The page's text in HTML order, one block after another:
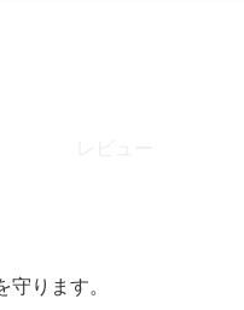
ります。